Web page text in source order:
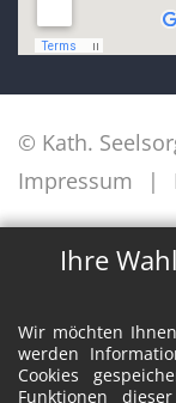
Ihre
Wir möchten
werden
Cookies
Funktionen
© Kath.
Impressum